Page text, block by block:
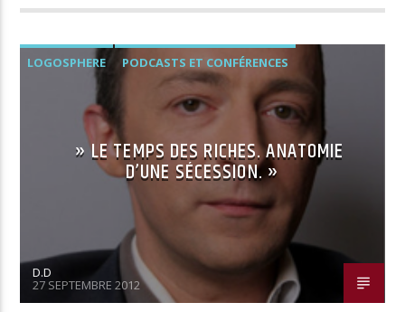
LOGOSPHERE PODCASTS ET CONFÉRENCES
» LE TEMPS DES RICHES. ANATOMIE
D’UNE SÉCESSION. »
D.D
27 SEPTEMBRE 2012